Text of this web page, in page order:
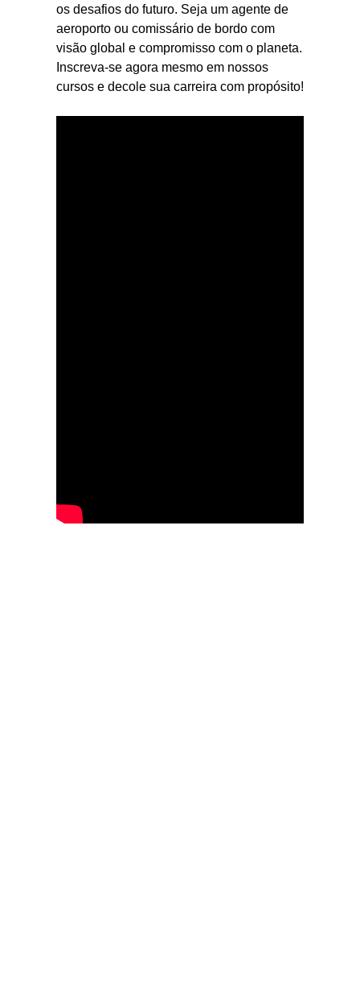
os desafios do futuro. Seja um agente de
aeroporto ou comissário de bordo com
visão global e compromisso com o planeta.
Inscreva-se agora mesmo em nossos
cursos e decole sua carreira com propósito!